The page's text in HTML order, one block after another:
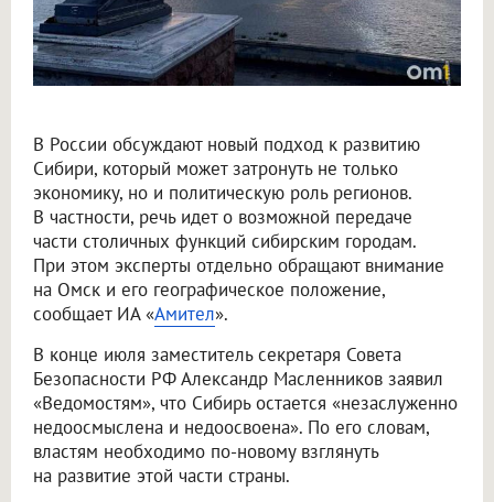
В России обсуждают новый подход к развитию
Сибири, который может затронуть не только
экономику, но и политическую роль регионов.
В частности, речь идет о возможной передаче
части столичных функций сибирским городам.
При этом эксперты отдельно обращают внимание
на Омск и его географическое положение,
сообщает ИА «Амител».
В конце июля заместитель секретаря Совета
Безопасности РФ Александр Масленников заявил
«Ведомостям», что Сибирь остается «незаслуженно
недоосмыслена и недоосвоена». По его словам,
властям необходимо по-новому взглянуть
на развитие этой части страны.